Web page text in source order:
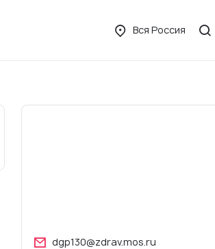
Вся Россия
dgp130@zdrav.mos.ru